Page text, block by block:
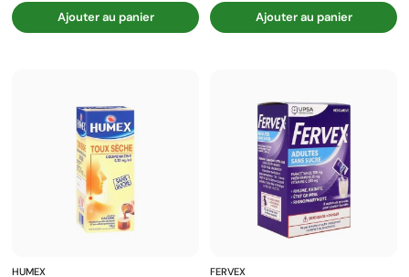
Ajouter au panier Ajouter au panier
HUMEX FERVEX